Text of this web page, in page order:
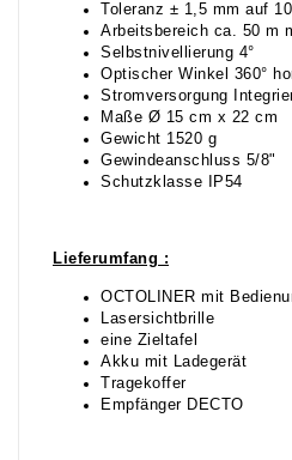
Toleranz ± 1,5 mm auf
Arbeitsbereich ca. 50 m
Selbstnivellierung 4°
Optischer Winkel 360°
Stromversorgung
Maße Ø 15 cm x 22 cm
Gewicht 1520 g
Gewindeanschluss 5/8"
Schutzklasse IP54
Lieferumfang :
OCTOLINER mit
Lasersichtbrille
eine Zieltafel
Akku mit Ladegerät
Tragekoffer
Empfänger DECTO